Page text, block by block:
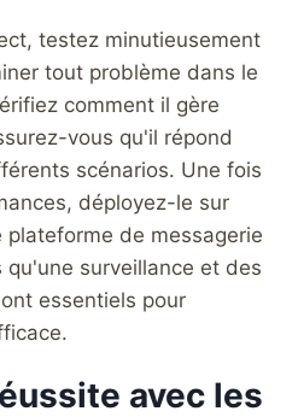
testez minutieusement
tout problème dans le
comment il gère
vous qu'il répond
scénarios. Une fois
déployez-le sur
de messagerie
surveillance et des
essentiels pour
avec les